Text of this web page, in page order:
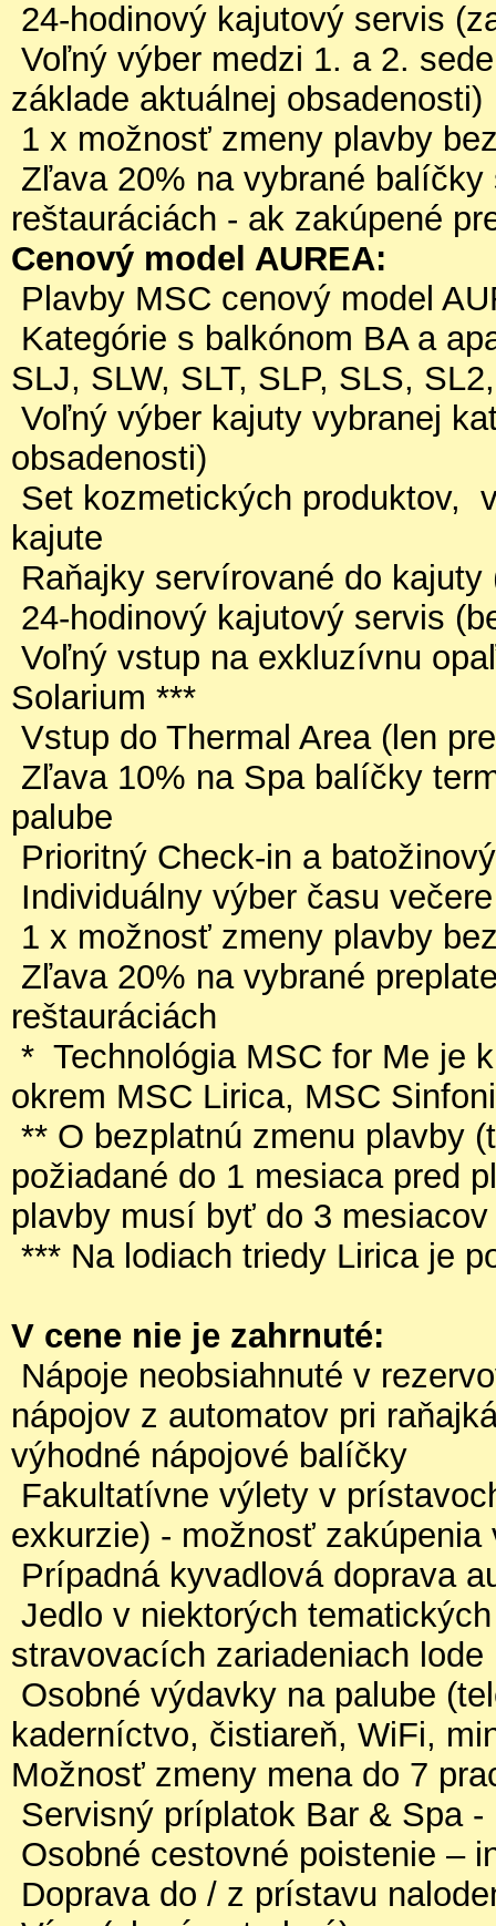
24-hodinový kajutový servis
Voľný výber medzi 1. a 2.
základe aktuálnej obsadenosti)
1 x možnosť zmeny plavby
Zľava 20% na vybrané
reštauráciách - ak zakúpené
Cenový model AUREA:
Plavby MSC cenový model
Kategórie s balkónom BA a
SLJ, SLW, SLT, SLP, SLS,
Voľný výber kajuty vybranej
obsadenosti)
Set kozmetických produktov,
kajute
Raňajky servírované do kajuty
24-hodinový kajutový servis
Voľný vstup na exkluzívnu
Solarium ***
Vstup do Thermal Area (len
Zľava 10% na Spa balíčky
palube
Prioritný Check-in a
Individuálny výber času
1 x možnosť zmeny plavby
Zľava 20% na vybrané
reštauráciách
* Technológia MSC for Me je
okrem MSC Lirica, MSC
** O bezplatnú zmenu plavby
požiadané do 1 mesiaca pred
plavby musí byť do 3
*** Na lodiach triedy Lirica je
V cene nie je zahrnuté:
Nápoje neobsiahnuté v
nápojov z automatov pri
výhodné nápojové balíčky
Fakultatívne výlety v
exkurzie) - možnosť
Prípadná kyvadlová doprava
Jedlo v niektorých
stravovacích zariadeniach lode
Osobné výdavky na palube
kaderníctvo, čistiareň, WiFi,
Možnosť zmeny mena do 7
Servisný príplatok Bar & Spa
Osobné cestovné poistenie –
Doprava do / z prístavu